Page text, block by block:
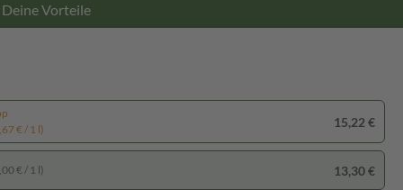
Deine Vorteile
€ / 1 l)
15,22 €
€ / 1 l) 13,30 €